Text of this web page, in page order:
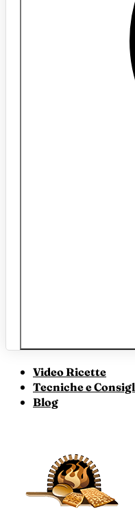
Video Ricette
Tecniche e
Blog